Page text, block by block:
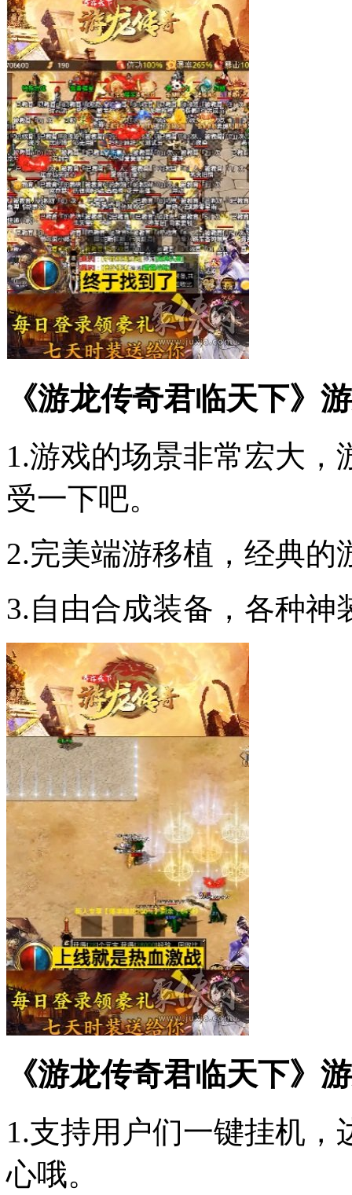
《游龙传奇君临天下》
1.游戏的场景非常宏大
受一下吧。
2.完美端游移植，经典的
3.自由合成装备，各种神
《游龙传奇君临天下》
1.支持用户们一键挂机
心哦。